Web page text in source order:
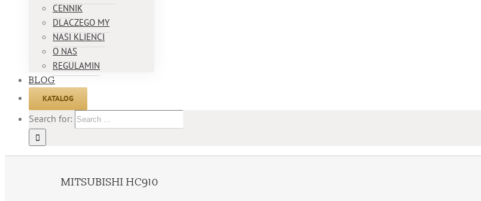
CENNIK
DLACZEGO MY
NASI KLIENCI
O NAS
REGULAMIN
BLOG
KATALOG
Search for:
MITSUBISHI HC910